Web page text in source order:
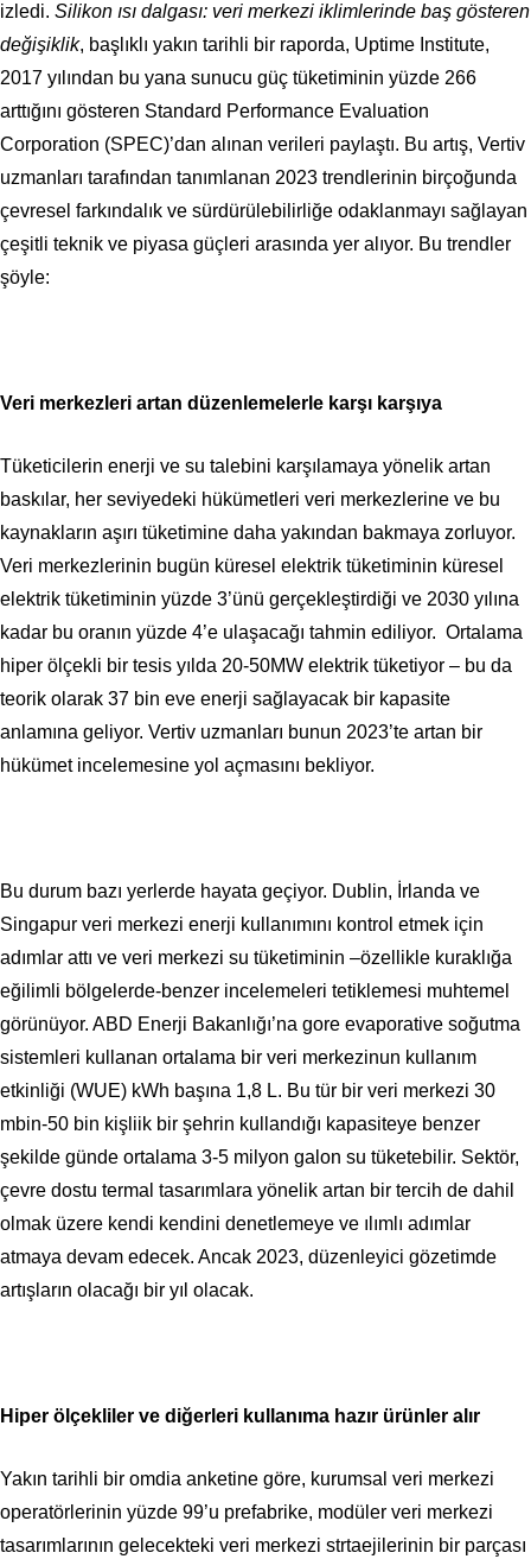
izledi. Silikon ısı dalgası: veri merkezi iklimlerinde baş gösteren
değişiklik, başlıklı yakın tarihli bir raporda, Uptime Institute,
2017 yılından bu yana sunucu güç tüketiminin yüzde 266
arttığını gösteren Standard Performance Evaluation
Corporation (SPEC)’dan alınan verileri paylaştı. Bu artış, Vertiv
uzmanları tarafından tanımlanan 2023 trendlerinin birçoğunda
çevresel farkındalık ve sürdürülebilirliğe odaklanmayı sağlayan
çeşitli teknik ve piyasa güçleri arasında yer alıyor. Bu trendler
şöyle:
Veri merkezleri artan düzenlemelerle karşı karşıya
Tüketicilerin enerji ve su talebini karşılamaya yönelik artan
baskılar, her seviyedeki hükümetleri veri merkezlerine ve bu
kaynakların aşırı tüketimine daha yakından bakmaya zorluyor.
Veri merkezlerinin bugün küresel elektrik tüketiminin küresel
elektrik tüketiminin yüzde 3’ünü gerçekleştirdiği ve 2030 yılına
kadar bu oranın yüzde 4’e ulaşacağı tahmin ediliyor. Ortalama
hiper ölçekli bir tesis yılda 20-50MW elektrik tüketiyor – bu da
teorik olarak 37 bin eve enerji sağlayacak bir kapasite
anlamına geliyor. Vertiv uzmanları bunun 2023’te artan bir
hükümet incelemesine yol açmasını bekliyor.
Bu durum bazı yerlerde hayata geçiyor. Dublin, İrlanda ve
Singapur veri merkezi enerji kullanımını kontrol etmek için
adımlar attı ve veri merkezi su tüketiminin –özellikle kuraklığa
eğilimli bölgelerde-benzer incelemeleri tetiklemesi muhtemel
görünüyor. ABD Enerji Bakanlığı’na gore evaporative soğutma
sistemleri kullanan ortalama bir veri merkezinun kullanım
etkinliği (WUE) kWh başına 1,8 L. Bu tür bir veri merkezi 30
mbin-50 bin kişliik bir şehrin kullandığı kapasiteye benzer
şekilde günde ortalama 3-5 milyon galon su tüketebilir. Sektör,
çevre dostu termal tasarımlara yönelik artan bir tercih de dahil
olmak üzere kendi kendini denetlemeye ve ılımlı adımlar
atmaya devam edecek. Ancak 2023, düzenleyici gözetimde
artışların olacağı bir yıl olacak.
Hiper ölçekliler ve diğerleri kullanıma hazır ürünler alır
Yakın tarihli bir omdia anketine göre, kurumsal veri merkezi
operatörlerinin yüzde 99’u prefabrike, modüler veri merkezi
tasarımlarının gelecekteki veri merkezi strtaejilerinin bir parçası